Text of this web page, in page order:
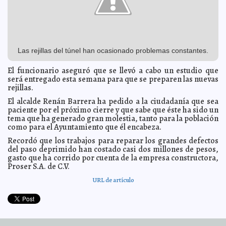
Peter Turkson, dispuesto a ser Papa
2013-03-01 14:11:08 ¡A moverse!, anima Michelle Obama
2013-03-01 10:05:58 Inauguran 'paso musical' en China Mari Tere Menéndez
Monforte
2013-03-01 10:03:57
Menéndez Monforte
2013-03-01 10:02:48 Dennis Rodman. el amigo de Corea del Norte A7
2013-03-01 09:08:01 Momentum Project México financiará a 10 empresas
sociales A7
2013-03-01 09:00:56 Kerry Skarbakka o el arte de caer Mari Tere Menéndez
Monforte
2013-03-01 08:58:42 Vuelve a temblar en la península rusa de Kamchatka
Trasladan a 'La Maestra' a hospital de Penal de
2013-03-01 07:15:02
Menéndez Monforte
Bertone sella el apartamento del Papa A7
Las rejillas del túnel han ocasionado problemas constantes.
El funcionario aseguró que se llevó a cabo un estudio que
será entregado esta semana para que se preparen las nuevas
rejillas.
El alcalde Renán Barrera ha pedido a la ciudadanía que sea
paciente por el próximo cierre y que sabe que éste ha sido un
tema que ha generado gran molestia, tanto para la población
como para el Ayuntamiento que él encabeza.
Recordó que los trabajos para reparar los grandes defectos
del paso deprimido han costado casi dos millones de pesos,
gasto que ha corrido por cuenta de la empresa constructora,
Proser S.A. de C.V.
URL de artículo